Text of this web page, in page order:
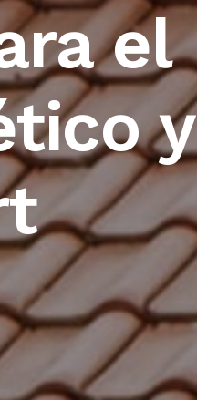
el
y